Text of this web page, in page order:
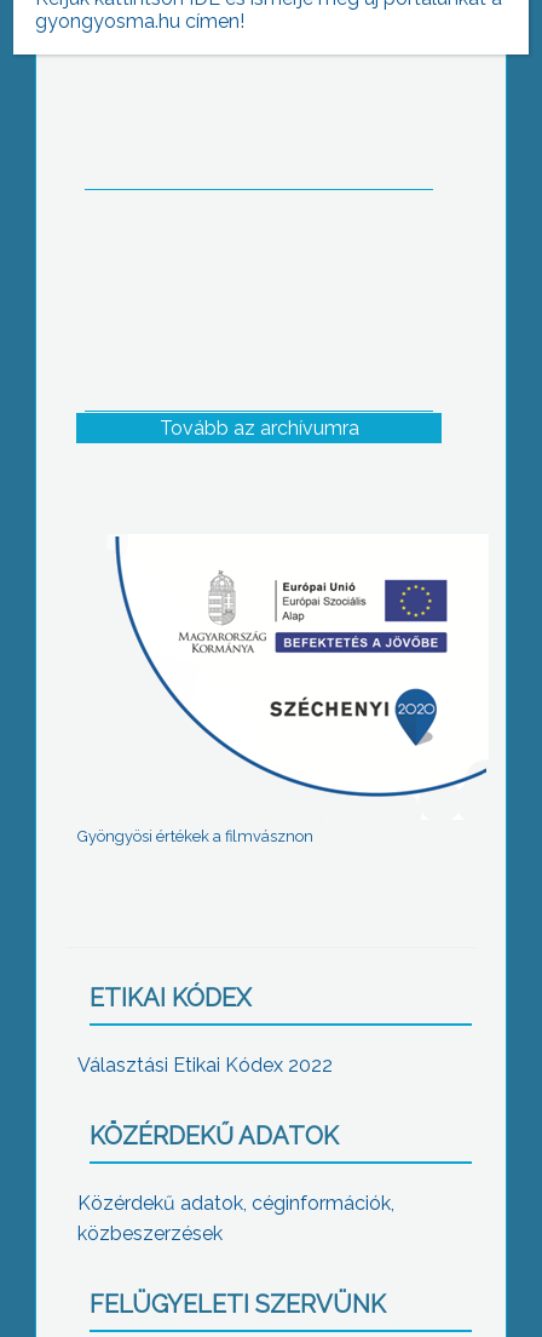
Tovább az archívumra
Gyöngyösi értékek a filmvásznon
ETIKAI KÓDEX
Választási Etikai Kódex 2022
KÖZÉRDEKŰ ADATOK
Közérdekű adatok, céginformációk,
közbeszerzések
FELÜGYELETI SZERVÜNK
gyongyosma.hu címen!